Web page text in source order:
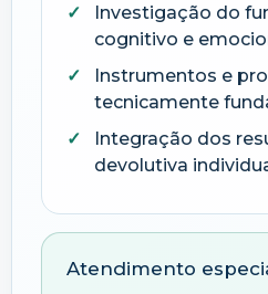
Investigação do
cognitivo e
Instrumentos e
tecnicamente
Integração dos
devolutiva
Atendimento